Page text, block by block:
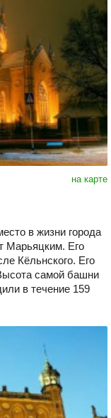
на карте
в жизни города
Марьяцким. Его
Кёльнского. Его
самой башни
в течение 159